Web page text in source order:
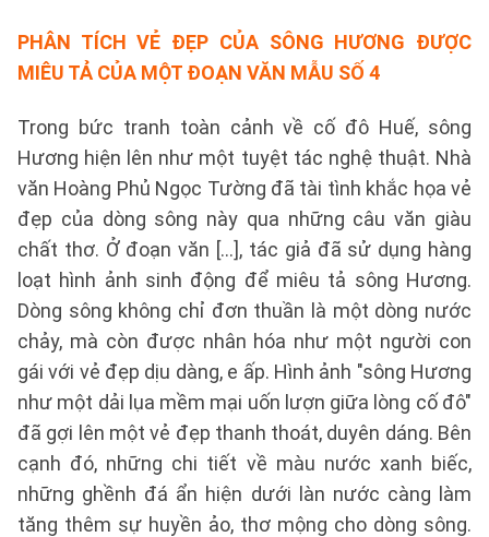
PHÂN TÍCH VẺ ĐẸP CỦA SÔNG HƯƠNG ĐƯỢC
MIÊU TẢ CỦA MỘT ĐOẠN VĂN MẪU SỐ 4
Trong bức tranh toàn cảnh về cố đô Huế, sông
Hương hiện lên như một tuyệt tác nghệ thuật. Nhà
văn Hoàng Phủ Ngọc Tường đã tài tình khắc họa vẻ
đẹp của dòng sông này qua những câu văn giàu
chất thơ. Ở đoạn văn [...], tác giả đã sử dụng hàng
loạt hình ảnh sinh động để miêu tả sông Hương.
Dòng sông không chỉ đơn thuần là một dòng nước
chảy, mà còn được nhân hóa như một người con
gái với vẻ đẹp dịu dàng, e ấp. Hình ảnh "sông Hương
như một dải lụa mềm mại uốn lượn giữa lòng cố đô"
đã gợi lên một vẻ đẹp thanh thoát, duyên dáng. Bên
cạnh đó, những chi tiết về màu nước xanh biếc,
những ghềnh đá ẩn hiện dưới làn nước càng làm
tăng thêm sự huyền ảo, thơ mộng cho dòng sông.